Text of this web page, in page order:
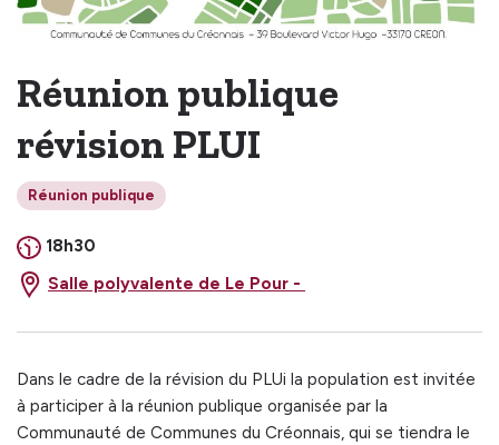
Réunion publique
révision PLUI
Réunion publique
18h30
Salle polyvalente de Le Pour -
Dans le cadre de la révision du PLUi la population est invitée
à participer à la réunion publique organisée par la
Communauté de Communes du Créonnais, qui se tiendra le